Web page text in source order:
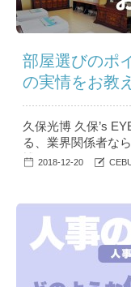
部屋選びのポ
の実情をお教
久保光博 久保’s
る、業界関係者な
博（クボ ミツヒロ
語ってもらいます
くポイントは...
2018-12-20